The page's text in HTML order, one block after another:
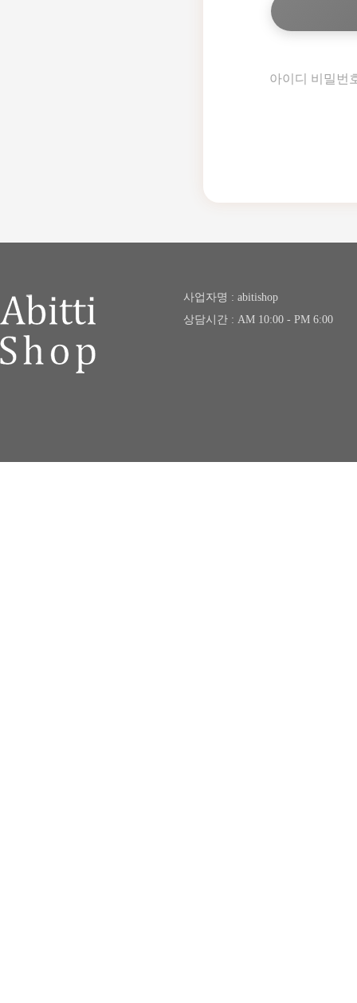
아이디 비밀번
사업자명 : abitishop
상담시간 : AM 10:00 - PM 6:00